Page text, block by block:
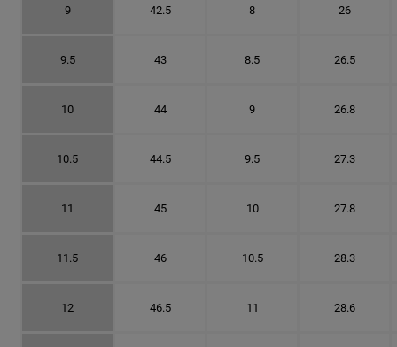
9 42.5 8 26
9.5 43 8.5 26.5
10 44 9 26.8
10.5 44.5 9.5 27.3
11 45 10 27.8
11.5 46 10.5 28.3
12 46.5 11 28.6